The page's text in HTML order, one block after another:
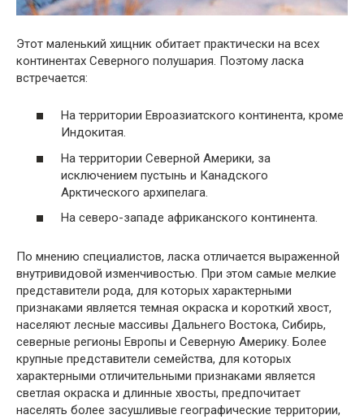
Этот маленький хищник обитает практически на всех
континентах Северного полушария. Поэтому ласка
встречается:
На территории Евроазиатского континента, кроме
Индокитая.
На территории Северной Америки, за
исключением пустынь и Канадского
Арктического архипелага.
На северо-западе африканского континента.
По мнению специалистов, ласка отличается выраженной
внутривидовой изменчивостью. При этом самые мелкие
представители рода, для которых характерными
признаками является темная окраска и короткий хвост,
населяют лесные массивы Дальнего Востока, Сибирь,
северные регионы Европы и Северную Америку. Более
крупные представители семейства, для которых
характерными отличительными признаками является
светлая окраска и длинные хвосты, предпочитает
населять более засушливые географические территории,